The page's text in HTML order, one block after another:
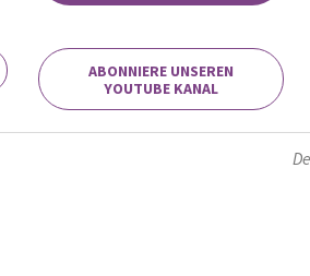
ABONNIERE UNSEREN
YOUTUBE KANAL